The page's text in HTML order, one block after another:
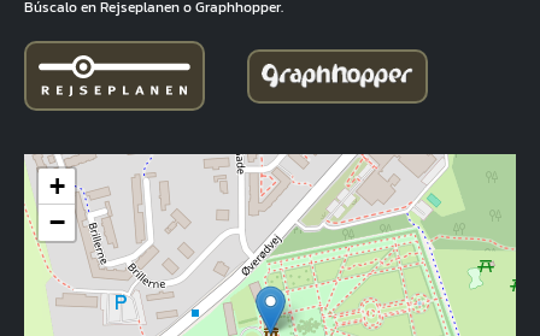
Búscalo en Rejseplanen o Graphhopper.
+
−